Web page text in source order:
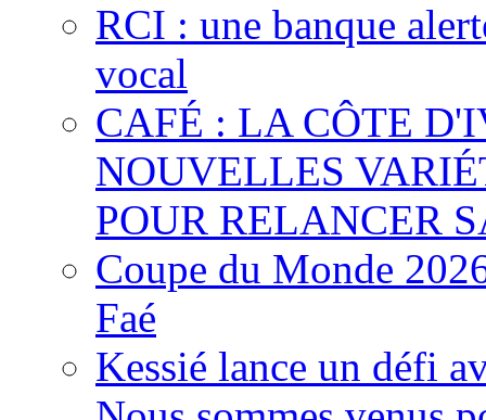
RCI : une banque
vocal
CAFÉ : LA CÔTE
NOUVELLES
POUR RELANCER
Coupe du Monde
Faé
Kessié lance un défi